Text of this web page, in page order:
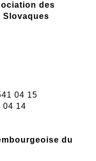
des
Slovaques
04 15
04 14
du